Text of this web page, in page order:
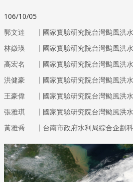
106/10/05
郭文達 ｜ 國家實驗研究院台灣颱風洪
林媺瑛
｜ 國家實驗研究院台灣颱風洪
高宏名
｜ 國家實驗研究院台灣颱風洪
洪健豪
｜ 國家實驗研究院台灣颱風洪
王豪偉
｜ 國家實驗研究院台灣颱風洪
張雅琪
｜ 國家實驗研究院台灣颱風洪
黃雅喬
｜ 台南市政府水利局綜合企劃科